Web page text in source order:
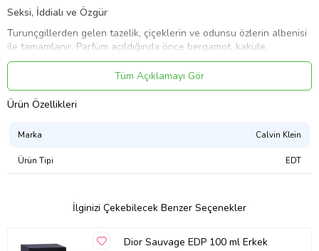
Seksi, İddialı ve Özgür
Turunçgillerden gelen tazelik, çiçeklerin ve odunsu özlerin albenisi
ile tamamlanır. Parfüm açıldığında önce bergamot, kakule,
mandaline, frezya ve lavanta ile ferahlık sunar. Kompozisyonda
menekşe, hedione, gül ve portakal çiçeği, misk, meşe yosunu,
amber ve odunsu özler de bulunur. Günlük kullanıma uygun, herkes
tarafından beğenilebilecek temiz bir kokudur. Orta düzey kalıcılık ve
kokuyu, kendiniz ve sevdikleriniz için seçebilirsiniz. Uygun fiyatı ile
ÇiçekSepeti'nde sizleri bekleyen Calvin Klein One Eau de Toilette
parfüm için hemen sipariş oluşturabilirsiniz.
Ürün Kodu:kc5820774
Tüm Açıklamayı Gör
Ürün Özellikleri
Marka Calvin Klein
Ürün Tipi EDT
İlginizi Çekebilecek Benzer Seçenekler
Dior Sauvage EDP 100 ml Erkek